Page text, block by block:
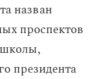
назван
проспектов
президента